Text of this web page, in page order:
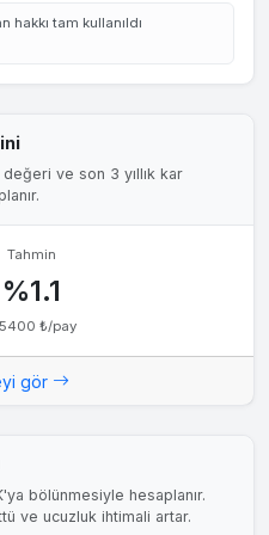
hakkı tam kullanıldı
ve son 3 yıllık kar
Tahmin
%1.1
₺/pay
gör
bölünmesiyle hesaplanır.
ve ucuzluk ihtimali artar.